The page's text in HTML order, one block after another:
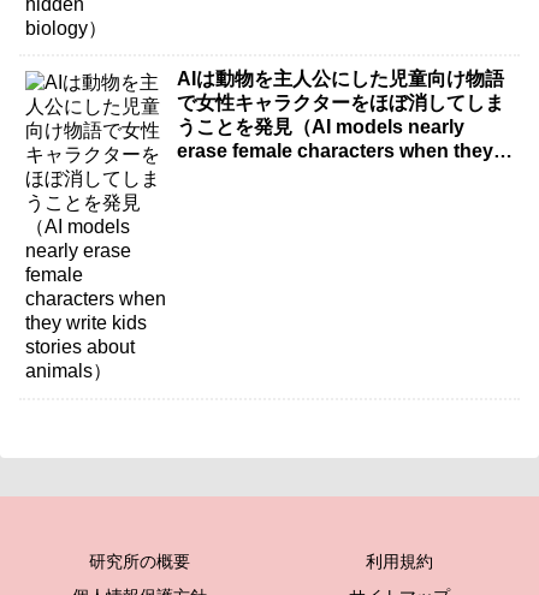
AIは動物を主人公にした児童向け物語
で女性キャラクターをほぼ消してしま
うことを発見（AI models nearly
erase female characters when they
研究所の概要
利用規約